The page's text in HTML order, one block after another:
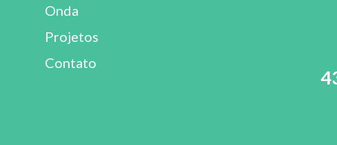
Onda
Projetos
Contato